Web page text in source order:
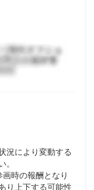
況により変動する
。
時の報酬となり
り上下する可能性